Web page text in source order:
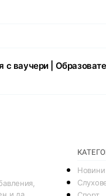
с ваучери |
и да
Новини